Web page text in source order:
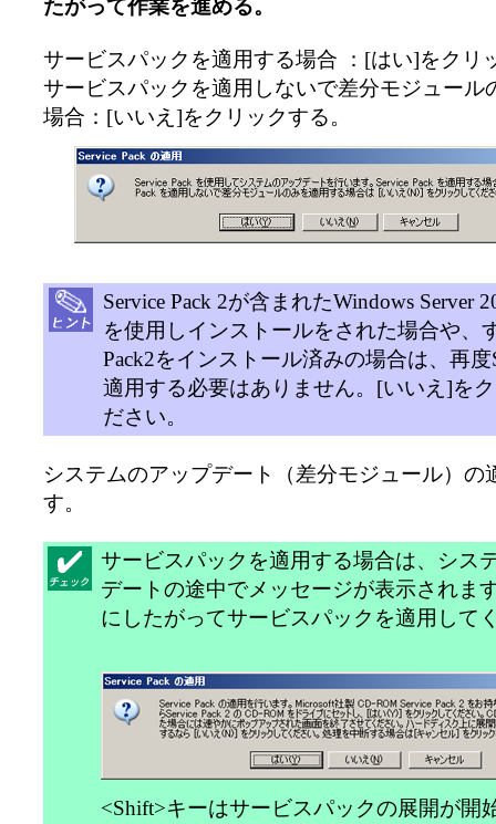
たがって作業を進める。
サービスパックを適用する場合 ：[はい]をクリ
サービスパックを適用しないで差分モジュール
場合：[いいえ]をクリックする。
Service Pack 2が含まれたWindows Server
を使用しインストールをされた場合や、
Pack2をインストール済みの場合は、再度
適用する必要はありません。[いいえ]を
ださい。
システムのアップデート（差分モジュール）の
す。
サービスパックを適用する場合は、シス
デートの途中でメッセージが表示されま
にしたがってサービスパックを適用して
<Shift>キーはサービスパックの展開が開